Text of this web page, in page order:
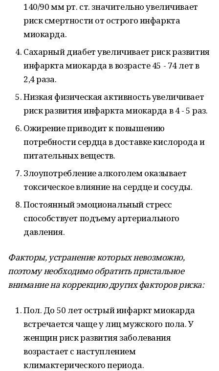
140/90 мм рт. ст. значительно увеличивает
риск смертности от острого инфаркта
миокарда.
Сахарный диабет увеличивает риск развития
инфаркта миокарда в возрасте 45 - 74 лет в
2,4 раза.
Низкая физическая активность увеличивает
риск развития инфаркта миокарда в 4 - 5 раз.
Ожирение приводит к повышению
потребности сердца в доставке кислорода и
питательных веществ.
Злоупотребление алкоголем оказывает
токсическое влияние на сердце и сосуды.
Постоянный эмоциональный стресс
способствует подъему артериального
давления.
Факторы, устранение которых невозможно,
поэтому необходимо обратить пристальное
внимание на коррекцию других факторов риска:
Пол. До 50 лет острый инфаркт миокарда
встречается чаще у лиц мужского пола. У
женщин риск развития заболевания
возрастает с наступлением
климактерического периода.